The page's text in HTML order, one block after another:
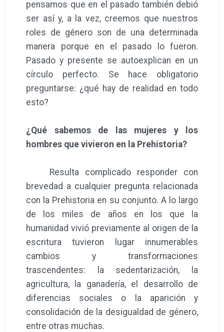
pensamos que en el pasado también debió
ser así y, a la vez, creemos que nuestros
roles de género son de una determinada
manera porque en el pasado lo fueron.
Pasado y presente se autoexplican en un
círculo perfecto. Se hace obligatorio
preguntarse: ¿qué hay de realidad en todo
esto?
¿Qué sabemos de las mujeres y los
hombres que vivieron en la Prehistoria?
Resulta complicado responder con
brevedad a cualquier pregunta relacionada
con la Prehistoria en su conjunto. A lo largo
de los miles de años en los que la
humanidad vivió previamente al origen de la
escritura tuvieron lugar innumerables
cambios y transformaciones
trascendentes: la sedentarización, la
agricultura, la ganadería, el desarrollo de
diferencias sociales o la aparición y
consolidación de la desigualdad de género,
entre otras muchas.